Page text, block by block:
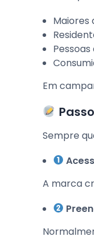
Maiores
Em
Sempre
A marca